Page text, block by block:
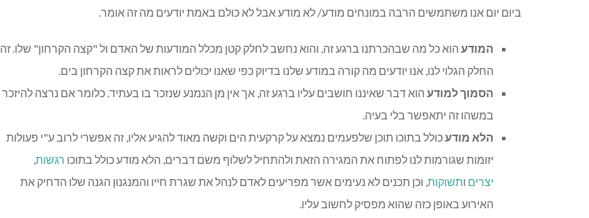
ביום יום אנו משתמשים הרבה במונחים מודע/ לא מודע אבל לא כולם באמת יודעים מה זה אומר.
המודע הוא כל מה שבהכרתנו ברגע זה, והוא נחשב לחלק קטן מכלל המודעות של האדם ול "קצה הקרחון" שלו. זה
החלק הגלוי לנו, אנו יודעים מה קורה במודע שלנו בדיוק כפי שאנו יכולים לראות את קצה הקרחון בים.
הסמוך למודע הוא דבר שאיננו חושבים עליו ברגע זה, אך אין מן הנמנע שנזכר בו בעתיד. כלומר אם נרצה להיזכר
במשהו זה יתאפשר בלי בעיה.
הלא מודעכולל בתוכו תוכן שלפעמים נמצא על קרקעית הים וקשה מאוד להגיע אליו, זה אפשרי לרוב ע"י פעולות
יזומות שגורמות לנו לפתוח את המגירה הזאת ולהתחיל לשלוף משם דברים, הלא מודע כולל בתוכו רגשות,
יצרים ותשוקות, וכן תכנים לא נעימים אשר מפריעים לאדם לנהל את שגרת חייו והמנגנון הגנה שלו הדחיק את
האירוע באופן כזה שהוא מפסיק לחשוב עליו.